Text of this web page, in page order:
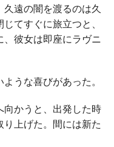
遠の闇を渡るのは久
てすぐに旅立つと、
彼女は即座にラヴニ
うな喜びがあった。
かうと、出発した時
上げた。間には新た